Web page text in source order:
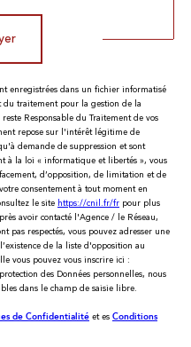
enregistrées dans un fichier informatisé
du traitement pour la gestion de la
Responsable du Traitement de vos
repose sur l'intérêt légitime de
demande de suppression et sont
à la loi « informatique et libertés », vous
d’opposition, de limitation et de
consentement à tout moment en
le site https://cnil.fr/fr pour plus
avoir contacté l'Agence / le Réseau,
pas respectés, vous pouvez adresser une
de la liste d'opposition au
vous pouvez vous inscrire ici :
des Données personnelles, nous
dans le champ de saisie libre.
de Confidentialité et es Conditions